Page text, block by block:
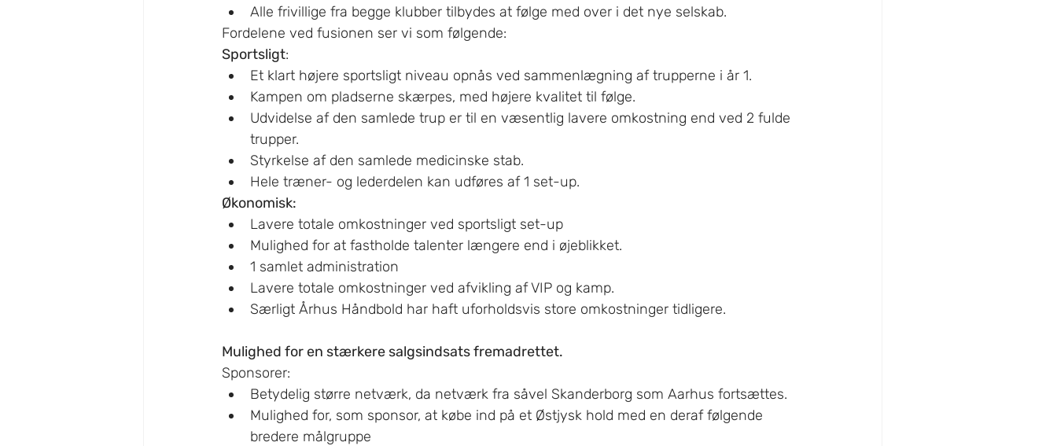
Alle frivillige fra begge klubber tilbydes at følge med over i det nye selskab.
Fordelene ved fusionen ser vi som følgende:
Sportsligt:
Et klart højere sportsligt niveau opnås ved sammenlægning af trupperne i år 1.
Kampen om pladserne skærpes, med højere kvalitet til følge.
Udvidelse af den samlede trup er til en væsentlig lavere omkostning end ved 2 fulde
trupper.
Styrkelse af den samlede medicinske stab.
Hele træner- og lederdelen kan udføres af 1 set-up.
Økonomisk:
Lavere totale omkostninger ved sportsligt set-up
Mulighed for at fastholde talenter længere end i øjeblikket.
1 samlet administration
Lavere totale omkostninger ved afvikling af VIP og kamp.
Særligt Århus Håndbold har haft uforholdsvis store omkostninger tidligere.
Mulighed for en stærkere salgsindsats fremadrettet.
Sponsorer:
Betydelig større netværk, da netværk fra såvel Skanderborg som Aarhus fortsættes.
Mulighed for, som sponsor, at købe ind på et Østjysk hold med en deraf følgende
bredere målgruppe